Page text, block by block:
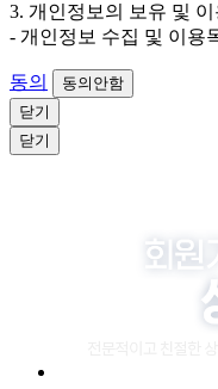
3. 개인정보의 보유 및
- 개인정보 수집 및 이용
동의
동의안함
닫기
닫기